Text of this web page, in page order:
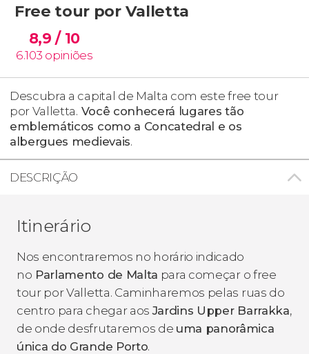
Free tour por Valletta
8,9/ 10
6.103 opiniões
Descubra a capital de Malta com este free tour
por Valletta. Você conhecerá lugares tão
emblemáticos como a Concatedral e os
albergues medievais.
DESCRIÇÃO
Itinerário
Nos encontraremos no horário indicado
no Parlamento de Malta para começar o free
tour por Valletta. Caminharemos pelas ruas do
centro para chegar aosJardins Upper Barrakka,
de onde desfrutaremos de uma panorâmica
única do Grande Porto.